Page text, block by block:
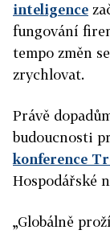
inteligence
fungování
tempo změn
zrychlovat.
Právě
budoucnosti
konference
Hospodářské
„Globálně